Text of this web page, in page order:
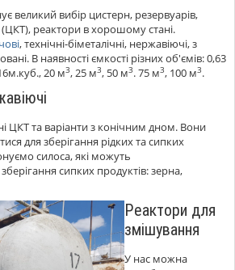
великий вибір цистерн, резервуарів,
(ЦКТ), реактори в хорошому стані.
, технічні-біметалічні, нержавіючі, з
В наявності ємкості різних об'ємів: 0,63
20 м3, 25 м3, 50 м3. 75 м3, 100 м3.
ЦКТ та варіанти з конічним дном. Вони
для зберігання рідких та сипких
силоса, які можуть
сипких продуктів: зерна,
Реактори для
змішування
У нас можна